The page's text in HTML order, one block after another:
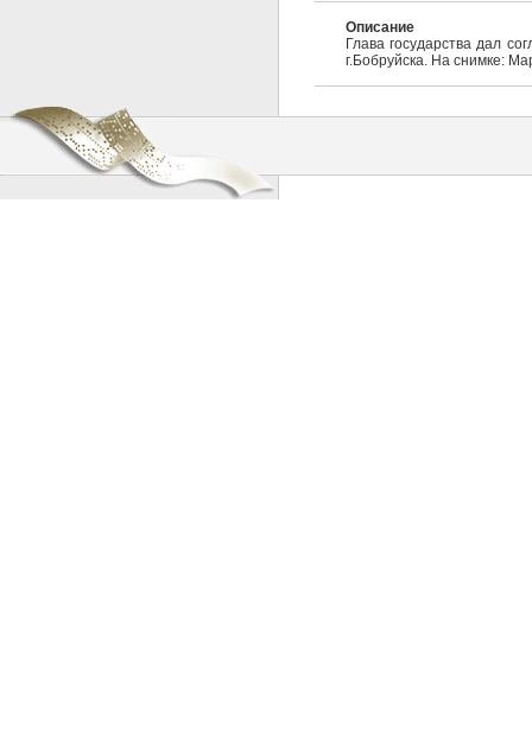
Описание
Глава государства дал
г.Бобруйска. На снимке: